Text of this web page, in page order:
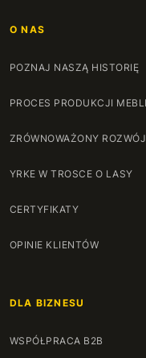
O NAS
POZNAJ NASZĄ HISTORIĘ
PROCES PRODUKCJI
ZRÓWNOWAŻONY ROZWÓJ
YRKE W TROSCE O LASY
CERTYFIKATY
OPINIE KLIENTÓW
DLA BIZNESU
WSPÓŁPRACA B2B